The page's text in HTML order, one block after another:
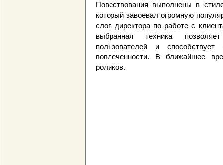
Повествования выполнены в
который завоевал огромную
слов директора по работе с
выбранная техника
пользователей и
вовлеченности. В ближайшее
роликов.